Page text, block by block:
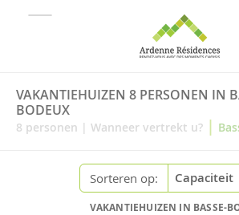
VAKANTIEHUIZEN 8 PERSONEN IN
BODEUX
8 personen | Wanneer vertrekt u? |
Sorteren op:
VAKANTIEHUIZEN IN BASSE-